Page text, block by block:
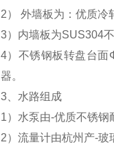
2） 外墙板为：优质冷
3）内墙板为SUS304
4）不锈钢板转盘台面
器。
3、水路组成
1）水泵由-优质不锈钢
2）流量计由杭州产-玻